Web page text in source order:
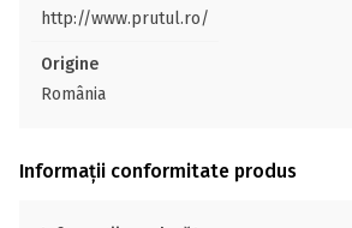
http://www.prutul.ro/
Origine
România
Informații conformitate produs